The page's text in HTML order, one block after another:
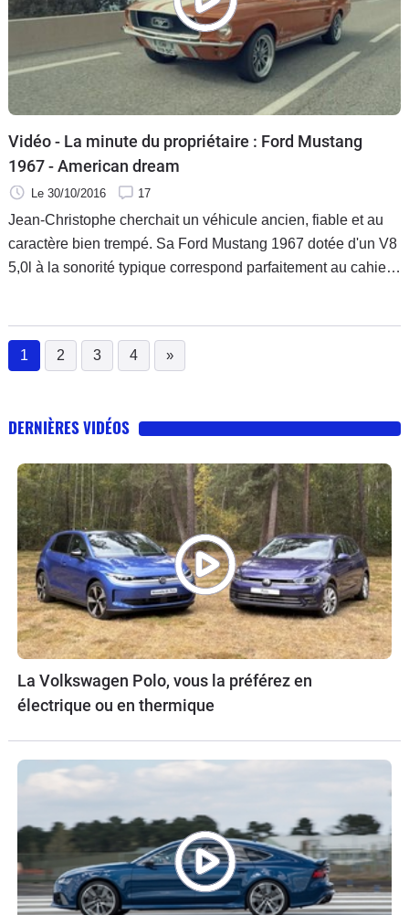
Vidéo - La minute du propriétaire : Ford Mustang
1967 - American dream
Le 30/10/2016 17
Jean-Christophe cherchait un véhicule ancien, fiable et au
caractère bien trempé. Sa Ford Mustang 1967 dotée d'un V8
5,0l à la sonorité typique correspond parfaitement au cahier
jouer du levier avec le sourire dans les lacets.
1
(current)
2 3 4 »
DERNIÈRES VIDÉOS
La Volkswagen Polo, vous la préférez en
électrique ou en thermique